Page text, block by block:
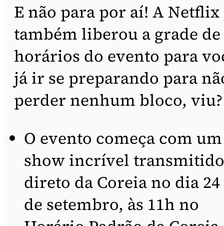
E não para por aí! A Netflix
também liberou a grade de
horários do evento para
já ir se preparando para
perder nenhum bloco, viu?
O evento começa com um
show incrível transmitido
direto da Coreia no dia 24
de setembro, às 11h no